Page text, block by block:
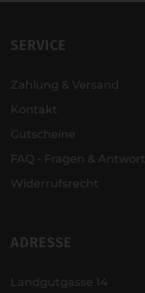
SERVICE
Zahlung & Versand
Kontakt
Gutscheine
FAQ - Fragen &
Widerrufsrecht
ADRESSE
Landgutgasse 14